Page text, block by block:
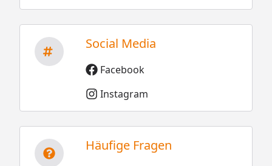
Social Media
Facebook
Instagram
Häufige Fragen